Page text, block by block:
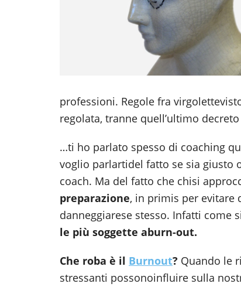
professioni. Regole fra
regolata, tranne quell’ultimo
…ti ho parlato spesso di coaching
voglio parlartidel fatto se sia giusto
coach. Ma del fatto che chisi
preparazione, in primis per evitare
danneggiarese stesso. Infatti come
le più soggette aburn-out.
Che roba è il Burnout? Quando le
stressanti possonoinfluire sulla